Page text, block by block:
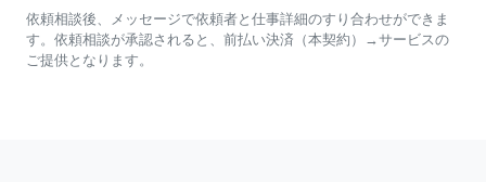
依頼相談後、メッセージで依頼者と仕事詳細のすり合わせができま
す。依頼相談が承認されると、前払い決済（本契約）→サービスの
ご提供となります。